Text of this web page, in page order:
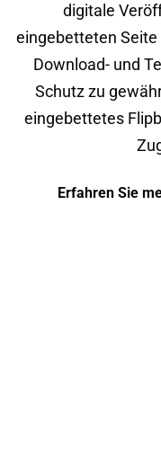
digitale
eingebetteten
Download- und
Schutz zu
eingebettetes
Erfahren Sie